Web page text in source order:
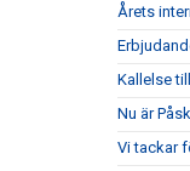
Årets
Kallelse
Nu är
Vi tackar